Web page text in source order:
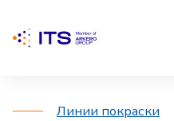
Линии покраски